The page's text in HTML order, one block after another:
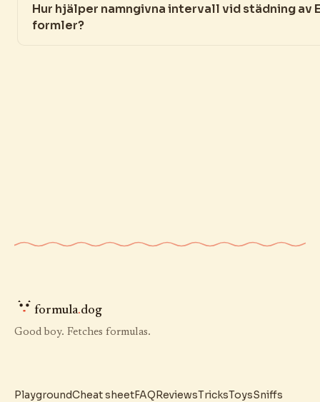
Hur hjälper namngivna intervall vid städning av
formler?
formula.dog
Good boy. Fetches formulas.
PlaygroundCheat sheetFAQReviewsTricksToysSniffs